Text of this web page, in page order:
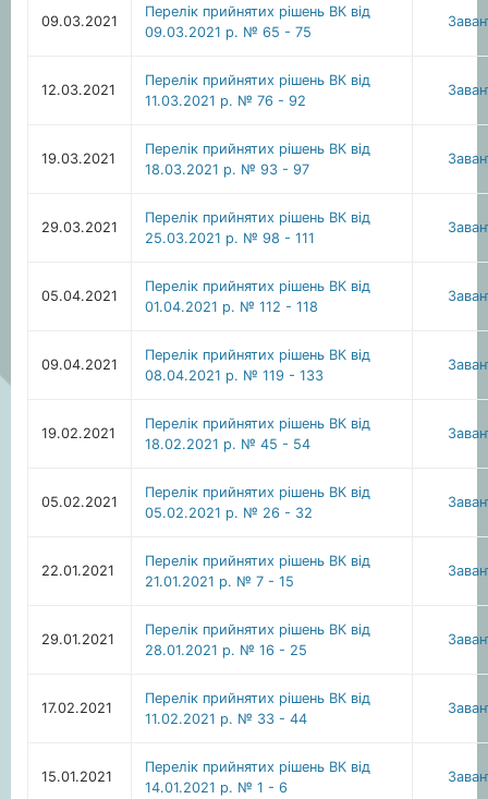
09.03.2021
Перелік прийнятих рішень ВК від
09.03.2021 р. № 65 - 75
12.03.2021
Перелік прийнятих рішень ВК від
11.03.2021 р. № 76 - 92
19.03.2021
Перелік прийнятих рішень ВК від
18.03.2021 р. № 93 - 97
29.03.2021
Перелік прийнятих рішень ВК від
25.03.2021 р. № 98 - 111
05.04.2021
Перелік прийнятих рішень ВК від
01.04.2021 р. № 112 - 118
09.04.2021
Перелік прийнятих рішень ВК від
08.04.2021 р. № 119 - 133
19.02.2021
Перелік прийнятих рішень ВК від
18.02.2021 р. № 45 - 54
05.02.2021
Перелік прийнятих рішень ВК від
05.02.2021 р. № 26 - 32
22.01.2021
Перелік прийнятих рішень ВК від
21.01.2021 р. № 7 - 15
29.01.2021
Перелік прийнятих рішень ВК від
28.01.2021 р. № 16 - 25
17.02.2021
Перелік прийнятих рішень ВК від
11.02.2021 р. № 33 - 44
15.01.2021
Перелік прийнятих рішень ВК від
14.01.2021 р. № 1 - 6